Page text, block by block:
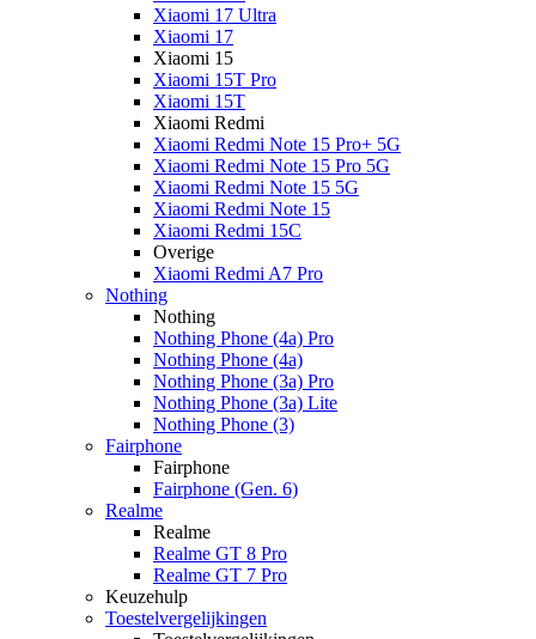
Xiaomi 17 Ultra
Xiaomi 17
Xiaomi 15
Xiaomi 15T Pro
Xiaomi 15T
Xiaomi Redmi
Xiaomi Redmi Note 15 Pro+ 5G
Xiaomi Redmi Note 15 Pro 5G
Xiaomi Redmi Note 15 5G
Xiaomi Redmi Note 15
Xiaomi Redmi 15C
Overige
Xiaomi Redmi A7 Pro
Nothing
Nothing
Nothing Phone (4a) Pro
Nothing Phone (4a)
Nothing Phone (3a) Pro
Nothing Phone (3a) Lite
Nothing Phone (3)
Fairphone
Fairphone
Fairphone (Gen. 6)
Realme
Realme
Realme GT 8 Pro
Realme GT 7 Pro
Keuzehulp
Toestelvergelijkingen